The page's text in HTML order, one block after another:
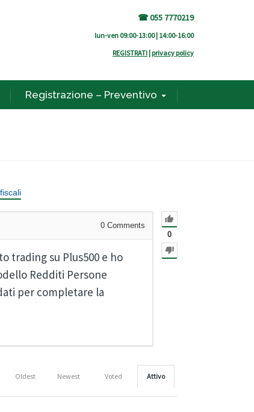
☎ 055 7770219
lun-ven 09:00-13:00 | 14:00-16:00
REGISTRATI | privacy policy
Registrazione – Preventivo
0
0 Comments
trading su Plus500 e ho
Redditi Persone
per completare la
Attivo
Voted
Newest
Oldest